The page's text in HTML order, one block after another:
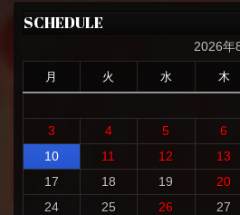
SCHEDULE
2026年
月 火 水 木
3
4 5 6
10
11 12 13
17
18 19 20
24
25 26 27